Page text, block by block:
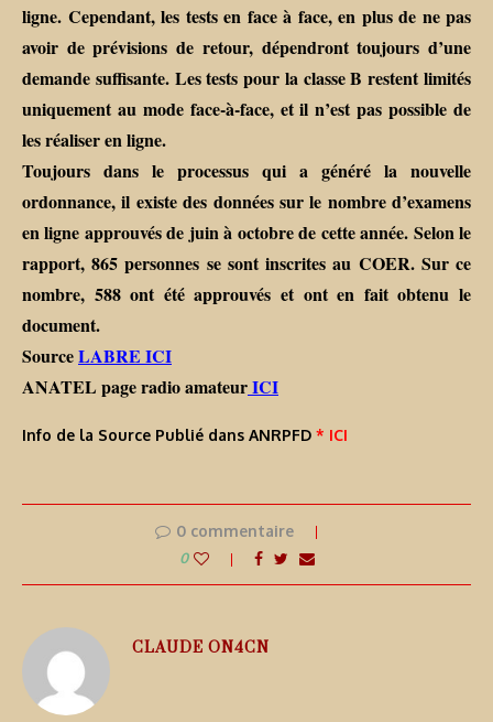
ligne. Cependant, les tests en face à face, en plus de ne pas
avoir de prévisions de retour, dépendront toujours d’une
demande suffisante. Les tests pour la classe B restent limités
uniquement au mode face-à-face, et il n’est pas possible de
les réaliser en ligne.
Toujours dans le processus qui a généré la nouvelle
ordonnance, il existe des données sur le nombre d’examens
en ligne approuvés de juin à octobre de cette année. Selon le
rapport, 865 personnes se sont inscrites au COER. Sur ce
nombre, 588 ont été approuvés et ont en fait obtenu le
document.
SourceLABRE ICI
ANATEL page radio amateurICI
Info de la Source Publié dans ANRPFD * ICI
0 commentaire
0
CLAUDE ON4CN